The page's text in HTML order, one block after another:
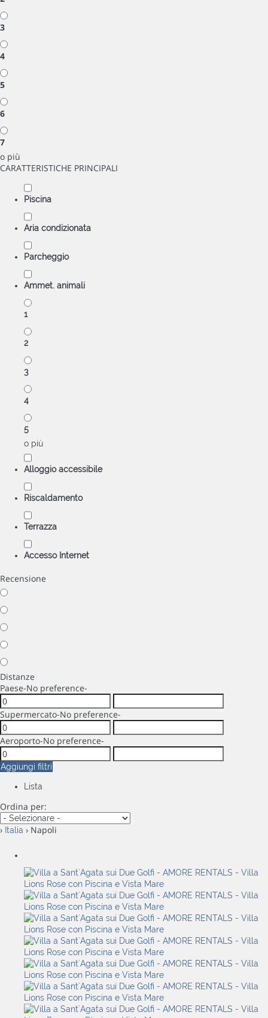
3
4
5
6
7
o più
CARATTERISTICHE PRINCIPALI
Piscina
Aria condizionata
Parcheggio
Ammet. animali
1
2
3
4
5
o più
Alloggio accessibile
Riscaldamento
Terrazza
Accesso Internet
Recensione
Distanze
Paese-No preference-
Supermercato-No preference-
Aeroporto-No preference-
Aggiungi filtri
Lista
Ordina per:
› Italia › Napoli